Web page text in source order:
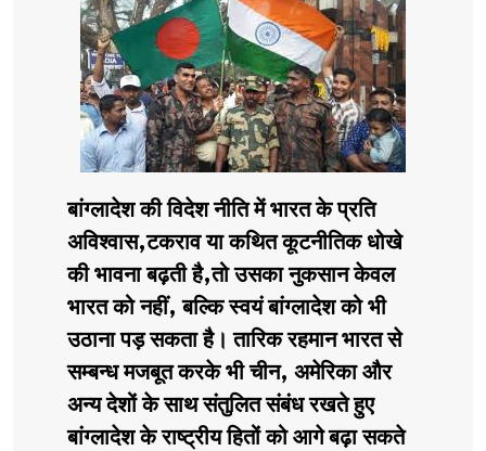
बांग्लादेश की विदेश नीति में भारत के प्रति
अविश्वास,टकराव या कथित कूटनीतिक धोखे
की भावना बढ़ती है,तो उसका नुकसान केवल
भारत को नहीं, बल्कि स्वयं बांग्लादेश को भी
उठाना पड़ सकता है। तारिक रहमान भारत से
सम्बन्ध मजबूत करके भी चीन, अमेरिका और
अन्य देशों के साथ संतुलित संबंध रखते हुए
बांग्लादेश के राष्ट्रीय हितों को आगे बढ़ा सकते